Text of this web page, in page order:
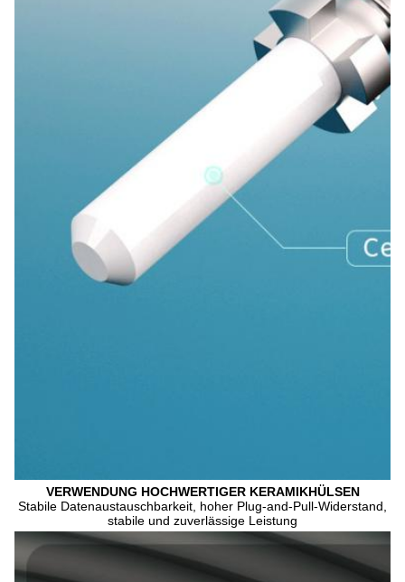
VERWENDUNG HOCHWERTIGER KERAMIKHÜLSEN
Stabile Datenaustauschbarkeit, hoher Plug-and-Pull-Widerstand,
stabile und zuverlässige Leistung